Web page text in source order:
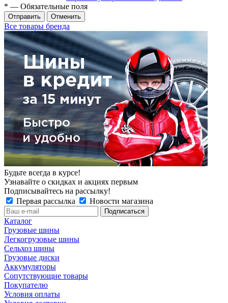
* — Обязательные поля
Отменить
Все товары бренда
Будьте всегда в курсе!
Узнавайте о скидках и акциях первым
Подписывайтесь на рассылку!
Первая рассылка
Новости магазина
Каталог
Грузовые шины
Легкогрузовые шины
Сельхоз шины
Грузовые диски
Аккумуляторы
Сопутствующие товары
Покупателю
Условия оплаты